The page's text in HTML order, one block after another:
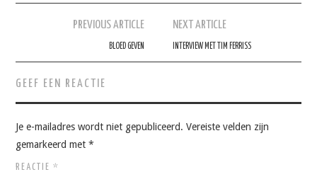
BerichtnavigatiePREVIOUS ARTICLE
BLOED GEVEN
NEXT ARTICLE
INTERVIEW MET TIM FERRISS
GEEF EEN REACTIE
Je e-mailadres wordt niet gepubliceerd. Vereiste velden zijn
gemarkeerd met*
REACTIE*